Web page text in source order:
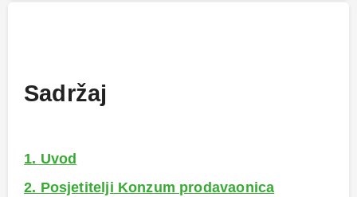
Sadržaj
1. Uvod
2. Posjetitelji Konzum prodavaonica